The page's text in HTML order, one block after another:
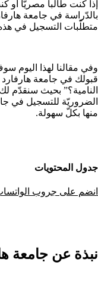
إذا كنت طالباً مصريّاً أو
بالدّراسة في جامعة
متطلّبات التسجيل في
وفي مقالنا لهذا اليوم
قبولك في جامعة
النامية؟” بحيث سنقدّم
الضروريّة للتسجيل في
منها بكلّ سهولة.
جدول المحتويات
انضم على جروب
نبذة عن جامعة